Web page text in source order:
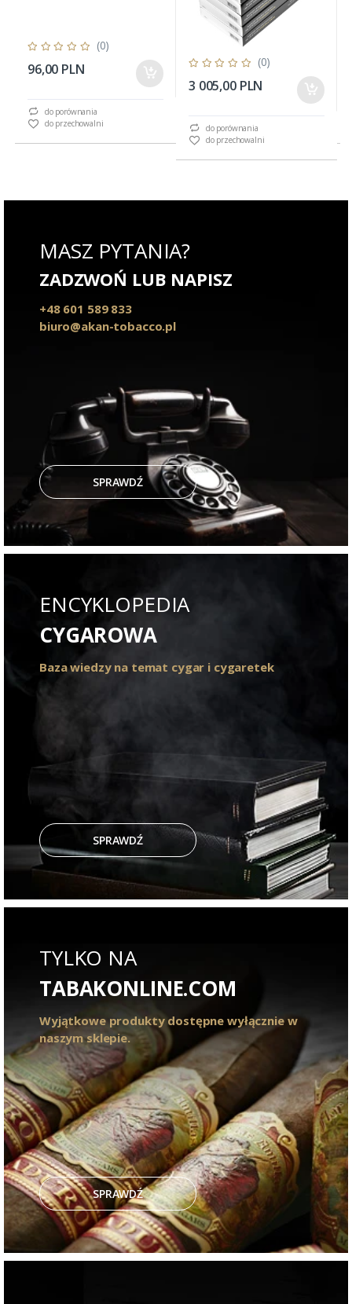
(0)
96,00 PLN
do porównania
do przechowalni
(0)
3 005,00 PLN
do porównania
do przechowalni
MASZ PYTANIA?
ZADZWOŃ LUB NAPISZ
+48 601 589 833
biuro@akan-tobacco.pl
SPRAWDŹ
ENCYKLOPEDIA
CYGAROWA
Baza wiedzy na temat cygar i cygaretek
SPRAWDŹ
TYLKO NA
TABAKONLINE.COM
Wyjątkowe produkty dostępne wyłącznie w
naszym sklepie.
SPRAWDŹ